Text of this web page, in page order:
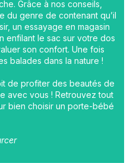
Grâce à nos conseils,
du genre de contenant qu’il
un essayage en magasin
enfilant le sac sur votre dos
son confort. Une fois
balades dans la nature !
de profiter des beautés de
avec vous ! Retrouvez tout
bien choisir un porte-bébé